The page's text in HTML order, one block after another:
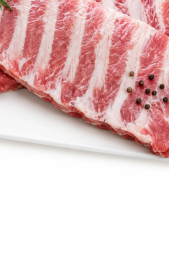
Recetas con Verduras y Ensaladas